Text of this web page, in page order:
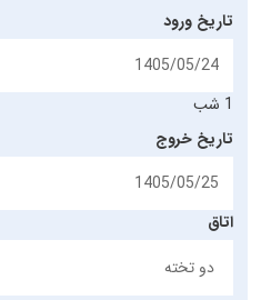
تاریخ ورود
1 شب
تاریخ خروج
اتاق